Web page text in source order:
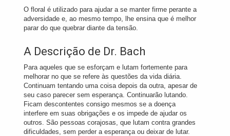
O floral é utilizado para ajudar a se manter firme perante a
adversidade e, ao mesmo tempo, lhe ensina que é melhor
parar do que quebrar diante da tensão.
A Descrição de Dr. Bach
Para aqueles que se esforçam e lutam fortemente para
melhorar no que se refere às questões da vida diária.
Continuam tentando uma coisa depois da outra, apesar de
seu caso parecer sem esperança. Continuarão lutando.
Ficam descontentes consigo mesmos se a doença
interfere em suas obrigações e os impede de ajudar os
outros. São pessoas corajosas, que lutam contra grandes
dificuldades, sem perder a esperança ou deixar de lutar.